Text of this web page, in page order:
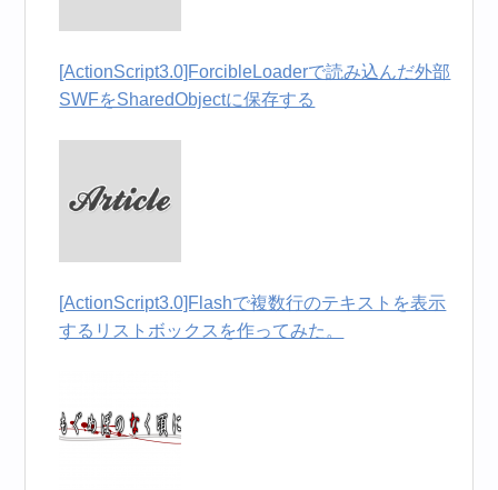
[ActionScript3.0]ForcibleLoaderで読み込んだ外部
SWFをSharedObjectに保存する
[ActionScript3.0]Flashで複数行のテキストを表示
するリストボックスを作ってみた。